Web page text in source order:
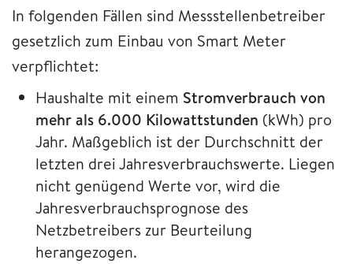
In folgenden Fällen sind Messstellenbetreiber
gesetzlich zum Einbau von Smart Meter
verpflichtet:
Haushalte mit einem Stromverbrauch von
mehr als 6.000 Kilowattstunden (kWh) pro
Jahr. Maßgeblich ist der Durchschnitt der
letzten drei Jahresverbrauchswerte. Liegen
nicht genügend Werte vor, wird die
Jahresverbrauchsprognose des
Netzbetreibers zur Beurteilung
herangezogen.